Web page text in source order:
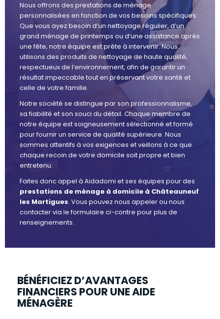
Nous offrons des prestations de ménage
personnalisées en fonction de vos besoins spécifiques.
Que vous ayez besoin d’un nettoyage régulier, d’un
grand ménage de printemps ou d’une assistance après
une fête, notre équipe est prête à intervenir. Nous
utilisons des produits de nettoyage de haute qualité,
respectueux de l’environnement, afin de garantir un
résultat impeccable tout en préservant votre santé et
celle de votre famille.
Notre société se distingue par son professionnalisme,
sa fiabilité et son souci du détail. Chaque membre de
notre équipe est soigneusement sélectionné et formé
pour fournir un service de qualité supérieure. Nous
sommes attentifs à vos exigences et veillons à ce que
chaque recoin de votre domicile soit propre et bien
entretenu.
Faites donc appel à Aidadomi et ses équipes pour des
prestations de ménage à domicile à Châteauneuf
les Martigues. Vous pouvez nous appeler ou nous
contacter via le formulaire ci-contre pour plus de
renseignements.
BÉNÉFICIEZ D’AVANTAGES
FINANCIERS POUR UNE AIDE
MÉNAGÈRE